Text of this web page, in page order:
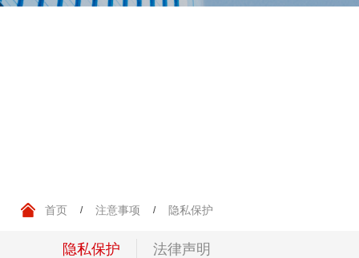
首页 / 注意事项 / 隐私保护
隐私保护 法律声明